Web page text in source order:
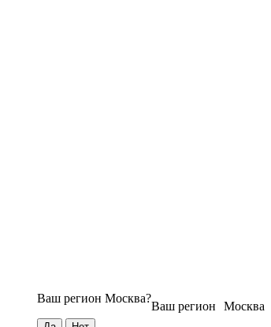
Москва
Ваш регион
Ваш регион Москва?